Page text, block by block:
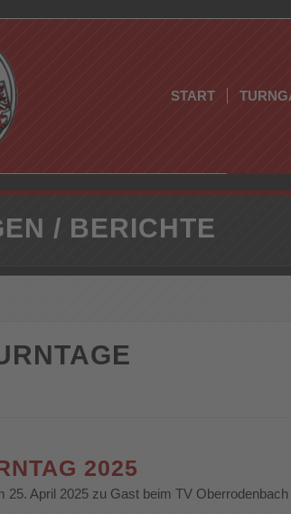
START
/ BERICHTE
2025
25. April 2025 zu Gast beim TV Oberrodenbach